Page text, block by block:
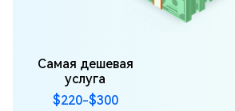
Самая дешевая
услуга
$220-$300